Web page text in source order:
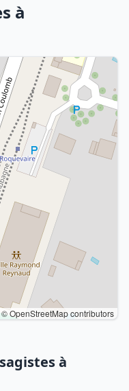
à
© OpenStreetMap contributors
à